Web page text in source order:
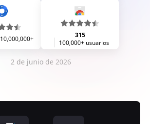
10,000,000+
315
100,000+ usuarios
2 de junio de 2026